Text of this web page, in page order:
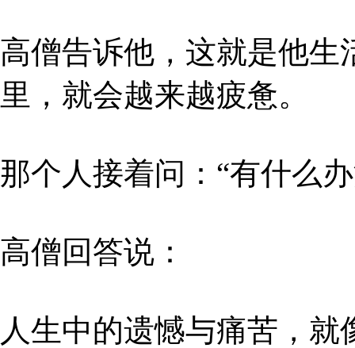
高僧告诉他，这就是他生
里，就会越来越疲惫。
那个人接着问：“有什么
高僧回答说：
人生中的遗憾与痛苦，